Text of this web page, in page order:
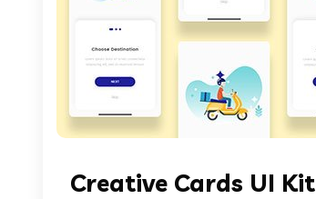
Creative Cards UI Kit